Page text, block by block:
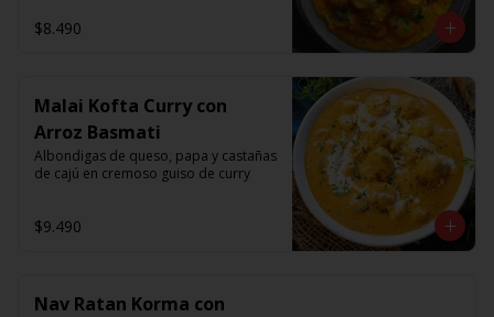
$8.490
Malai Kofta Curry con
Arroz Basmati
Albondigas de queso, papa y castañas
de cajú en cremoso guiso de curry
$9.490
Nav Ratan Korma con